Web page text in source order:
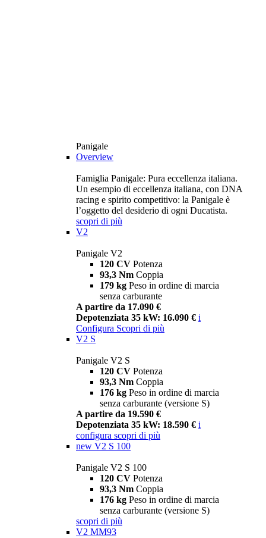
Panigale
Overview
Famiglia Panigale: Pura eccellenza italiana.
Un esempio di eccellenza italiana, con DNA
racing e spirito competitivo: la Panigale è
l’oggetto del desiderio di ogni Ducatista.
scopri di più
V2
Panigale V2
120 CV Potenza
93,3 Nm Coppia
179 kg Peso in ordine di marcia
senza carburante
A partire da 17.090 €
Depotenziata 35 kW: 16.090 € i
Configura Scopri di più
V2 S
Panigale V2 S
120 CV Potenza
93,3 Nm Coppia
176 kg Peso in ordine di marcia
senza carburante (versione S)
A partire da 19.590 €
Depotenziata 35 kW: 18.590 € i
configura scopri di più
new V2 S 100
Panigale V2 S 100
120 CV Potenza
93,3 Nm Coppia
176 kg Peso in ordine di marcia
senza carburante (versione S)
scopri di più
V2 MM93